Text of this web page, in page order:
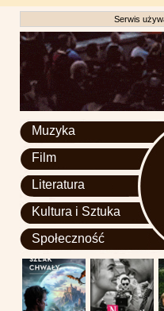
Serwis
Muzyka
Film
Literatura
Kultura i Sztuka
Społeczność